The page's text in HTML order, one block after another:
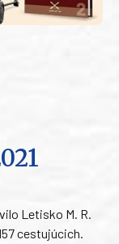
Letisko M. R.
cestujúcich.